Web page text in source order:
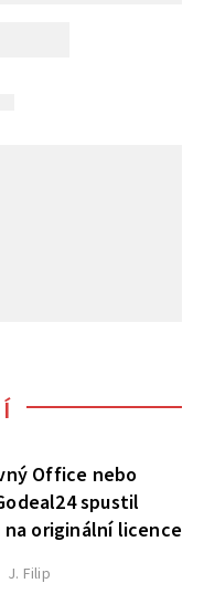
Office nebo
spustil
originální licence
J. Filip